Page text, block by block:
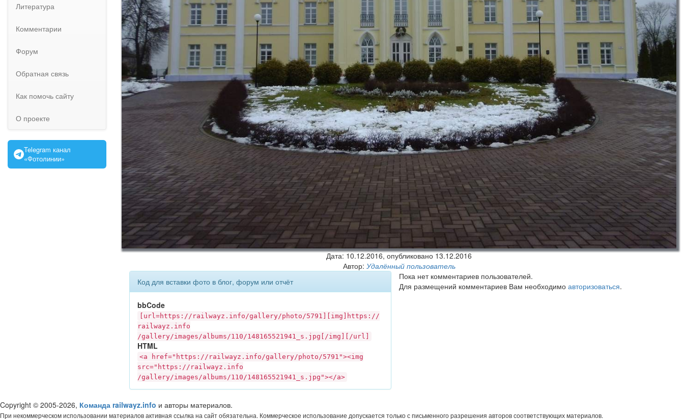
Литература
Комментарии
Форум
Обратная связь
Как помочь сайту
О проекте
Telegram канал
«Фотолинии»
Дата:10.12.2016, опубликовано 13.12.2016
Автор: Удалённый пользователь
Код для вставки фото в блог, форум или отчёт
bbCode
[url=https:// railwayz.info /gallery/photo/5791][img]https://
railwayz.info
/gallery/images/albums/110/148165521941_s.jpg[/img][/url]
HTML
<a href="https:// railwayz.info /gallery/photo/5791"><img
src="https:// railwayz.info
/gallery/images/albums/110/148165521941_s.jpg"></a>
Пока нет комментариев пользователей.
Для размещений комментариев Вам необходимо авторизоваться.
Copyright © 2005-2026, Команда railwayz.info и авторы материалов.
При некоммерческом использовании материалов активная ссылка на сайт обязательна. Коммерческое использование допускается только с письменного разрешения авторов соответствующих материалов.